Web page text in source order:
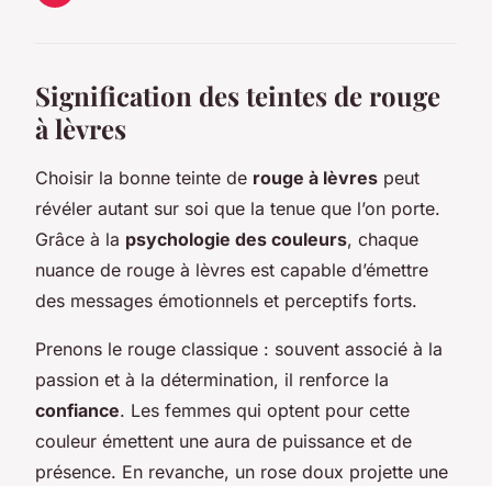
Signification des teintes de rouge
à lèvres
Choisir la bonne teinte de rouge à lèvres peut
révéler autant sur soi que la tenue que l’on porte.
Grâce à la psychologie des couleurs, chaque
nuance de rouge à lèvres est capable d’émettre
des messages émotionnels et perceptifs forts.
Prenons le rouge classique : souvent associé à la
passion et à la détermination, il renforce la
confiance. Les femmes qui optent pour cette
couleur émettent une aura de puissance et de
présence. En revanche, un rose doux projette une